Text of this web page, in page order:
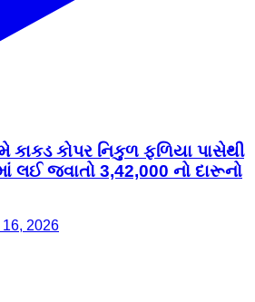
કાકડ કોપર નિકુળ ફળિયા પાસેથી
લઈ જવાતો 3,42,000 નો દારૂનો
2026